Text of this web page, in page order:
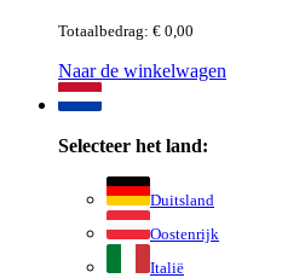
Totaalbedrag: € 0,00
Naar de winkelwagen
Selecteer het land:
Duitsland
Oostenrijk
Italië